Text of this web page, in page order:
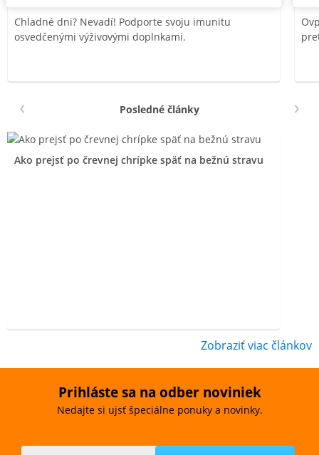
Chladné dni? Nevadí! Podporte svoju imunitu
osvedčenými výživovými doplnkami.
Posledné články
Ako prejsť po črevnej chrípke späť na bežnú stravu
Zobraziť viac článkov
Prihláste sa na odber noviniek
Nedajte si ujsť špeciálne ponuky a novinky.